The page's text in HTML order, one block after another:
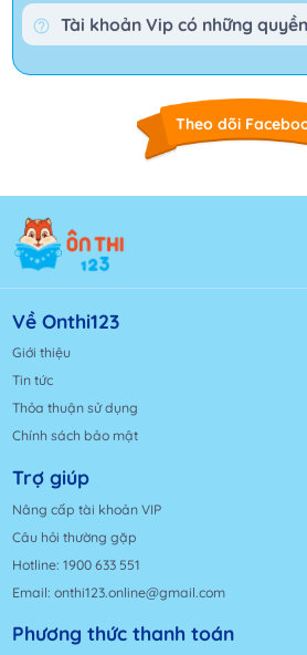
Tài khoản Vip có những
Theo dõi
Về Onthi123
Giới thiệu
Tin tức
Thỏa thuận sử dụng
Chính sách bảo mật
Trợ giúp
Nâng cấp tài khoản VIP
Câu hỏi thường gặp
Hotline: 1900 633 551
Email: onthi123.online@gmail.com
Phương thức thanh toán